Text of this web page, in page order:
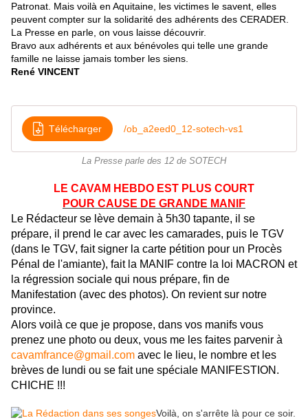
Patronat. Mais voilà en Aquitaine, les victimes le savent, elles
peuvent compter sur la solidarité des adhérents des CERADER.
La Presse en parle, on vous laisse découvrir.
Bravo aux adhérents et aux bénévoles qui telle une grande
famille ne laisse jamais tomber les siens.
René VINCENT
Télécharger /ob_a2eed0_12-sotech-vs1
La Presse parle des 12 de SOTECH
LE CAVAM HEBDO EST PLUS COURT
POUR CAUSE DE GRANDE MANIF
Le Rédacteur se lève demain à 5h30 tapante, il se
prépare, il prend le car avec les camarades, puis le TGV
(dans le TGV, fait signer la carte pétition pour un Procès
Pénal de l'amiante), fait la MANIF contre la loi MACRON et
la régression sociale qui nous prépare, fin de
Manifestation (avec des photos). On revient sur notre
province.
Alors voilà ce que je propose, dans vos manifs vous
prenez une photo ou deux, vous me les faites parvenir à
cavamfrance@gmail.com avec le lieu, le nombre et les
brèves de lundi ou se fait une spéciale MANIFESTION.
CHICHE !!!
Voilà, on s'arrête là pour ce soir.